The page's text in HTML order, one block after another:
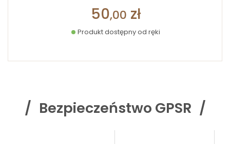
50,00 zł
Produkt dostępny od ręki
Bezpieczeństwo GPSR